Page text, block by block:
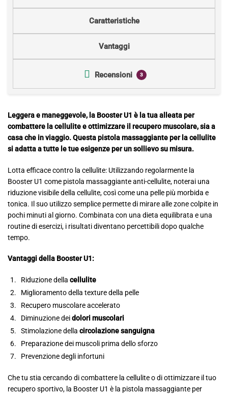
Caratteristiche
Vantaggi
Recensioni 3
Leggera e maneggevole, la Booster U1 è la tua alleata per
combattere la cellulite e ottimizzare il recupero muscolare, sia a
casa che in viaggio. Questa pistola massaggiante per la cellulite
si adatta a tutte le tue esigenze per un sollievo su misura.
Lotta efficace contro la cellulite: Utilizzando regolarmente la
Booster U1 come pistola massaggiante anti-cellulite, noterai una
riduzione visibile della cellulite, così come una pelle più morbida e
tonica. Il suo utilizzo semplice permette di mirare alle zone colpite in
pochi minuti al giorno. Combinata con una dieta equilibrata e una
routine di esercizi, i risultati diventano percettibili dopo qualche
tempo.
Vantaggi della Booster U1:
Riduzione della cellulite
Miglioramento della texture della pelle
Recupero muscolare accelerato
Diminuzione deidolori muscolari
Stimolazione della circolazione sanguigna
Preparazione dei muscoli prima dello sforzo
Prevenzione degli infortuni
Che tu stia cercando di combattere la cellulite o di ottimizzare il tuo
recupero sportivo, la Booster U1 è la pistola massaggiante per